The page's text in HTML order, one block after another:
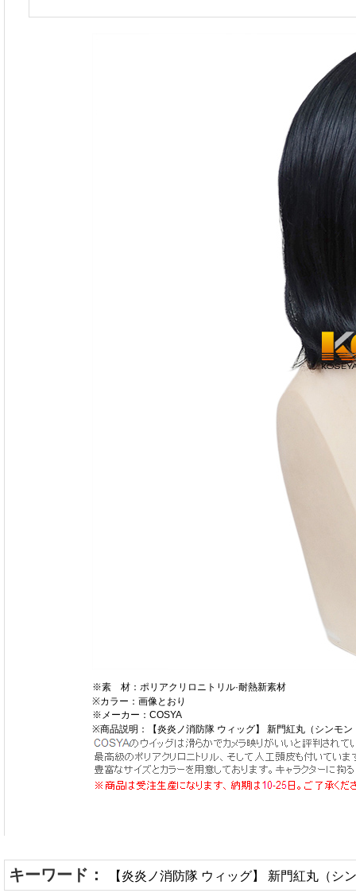
※素 材：ポリアクリロニトリル·耐熱新素材
※カラー：画像とおり
※メーカー：COSYA
※商品説明：【炎炎ノ消防隊 ウィッグ】 新門紅丸（シンモ
キーワード： 【炎炎ノ消防隊 ウィッグ】 新門紅丸（シ